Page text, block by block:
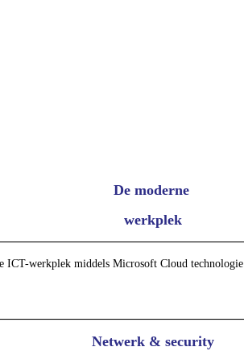
De moderne
werkplek
ICT-werkplek middels Microsoft Cloud
Netwerk & security